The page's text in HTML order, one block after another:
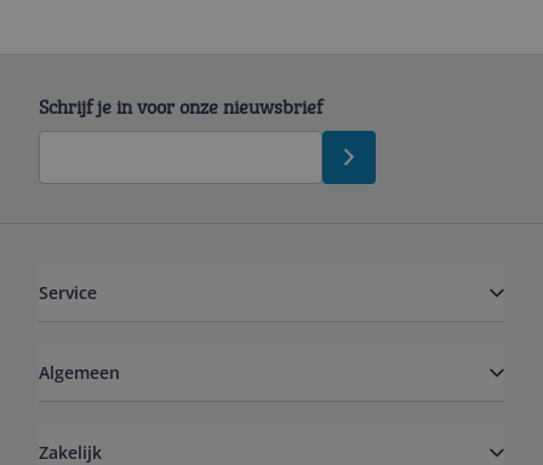
Schrijf je in voor onze nieuwsbrief
Service
Algemeen
Zakelijk